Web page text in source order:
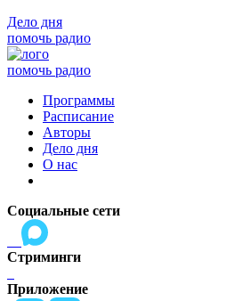
Дело дня
помочь радио
помочь радио
Программы
Расписание
Авторы
Дело дня
О нас
Социальные сети
Стриминги
Приложение